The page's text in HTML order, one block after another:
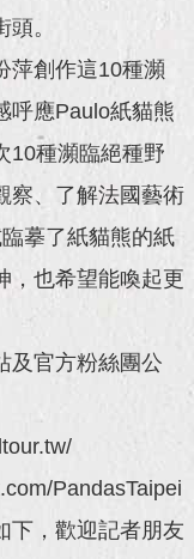
。
萍創作這10種瀕
呼應Paulo紙貓熊
10種瀕臨絕種野
察、了解法國藝術
摹了紙貓熊的紙
，也希望能喚起更
及官方粉絲團公
PandasTaipei
下，歡迎記者朋友